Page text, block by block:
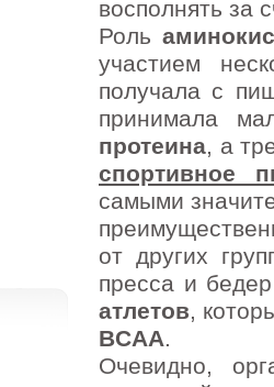
восполнять за
Роль
участием
получала с
принимала
протеина, а
спортивное
самыми
от других
пресса и
атлетов,
BCAA.
Очевидно,